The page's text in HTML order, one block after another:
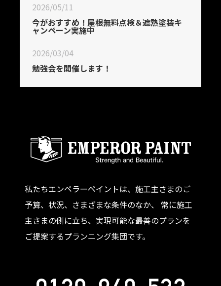
2026/05/11
今がおすすめ！屋根無料点検＆遮熱塗装キ
ャンペーン実施中
2026/03/04
勉強会を開催します！
私たちエンペラーペイントは、施工主さまのご
予算、状況、さまざまな条件のなか、 常に施工
主さまの側に立ち、実現可能な最善のプランを
ご提案するプランニング集団です。